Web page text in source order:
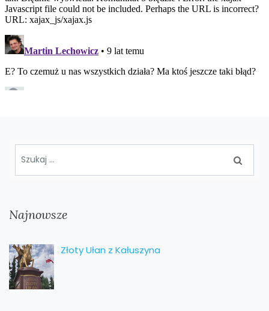
Najnowsze
Złoty Ułan z Kałuszyna